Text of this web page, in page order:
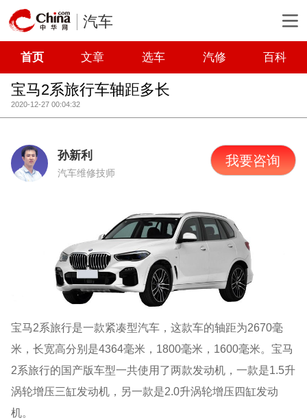
汽车
首页 文章 选车 汽修 百科
宝马2系旅行车轴距多长
2020-12-27 00:04:32
孙新利
汽车维修技师
我要咨询
宝马2系旅行是一款紧凑型汽车，这款车的轴距为2670毫
米，长宽高分别是4364毫米，1800毫米，1600毫米。宝马
2系旅行的国产版车型一共使用了两款发动机，一款是1.5升
涡轮增压三缸发动机，另一款是2.0升涡轮增压四缸发动
机。